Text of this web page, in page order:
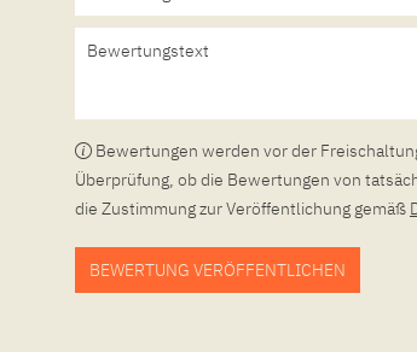
Bewertungen werden vor der
Überprüfung, ob die Bewertungen von
die Zustimmung zur Veröffentlichung gemäß
BEWERTUNG VERÖFFENTLICHEN